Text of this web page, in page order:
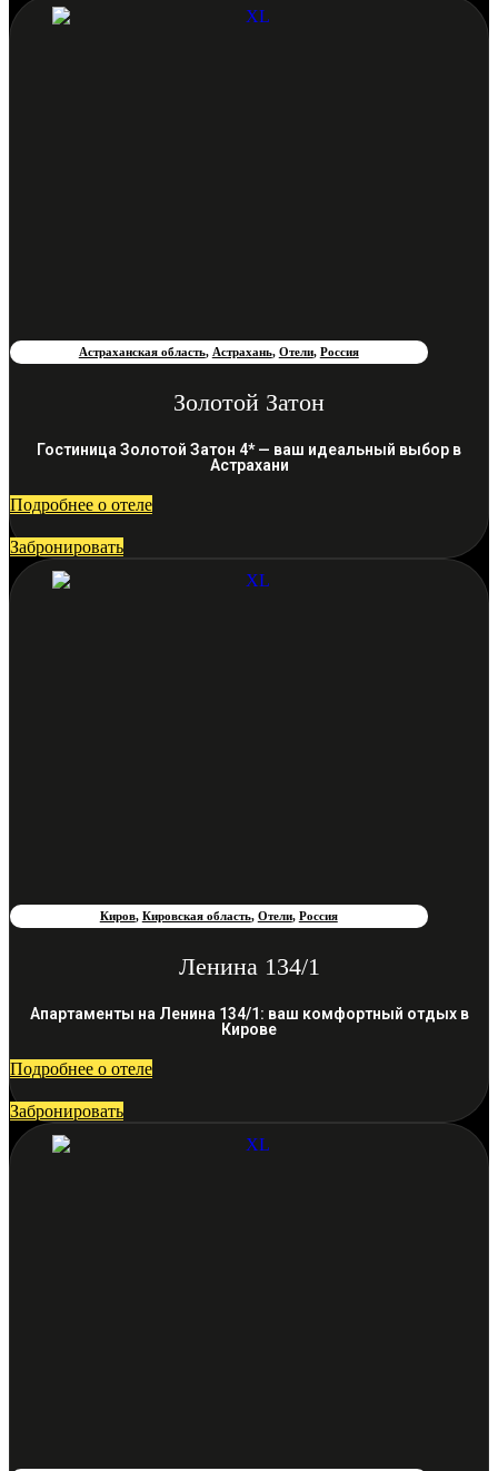
Астраханская область, Астрахань, Отели, Россия
Золотой Затон
Гостиница Золотой Затон 4* — ваш идеальный выбор в
Астрахани
Подробнее о отеле
Забронировать
Киров, Кировская область, Отели, Россия
Ленина 134/1
Апартаменты на Ленина 134/1: ваш комфортный отдых в
Кирове
Подробнее о отеле
Забронировать